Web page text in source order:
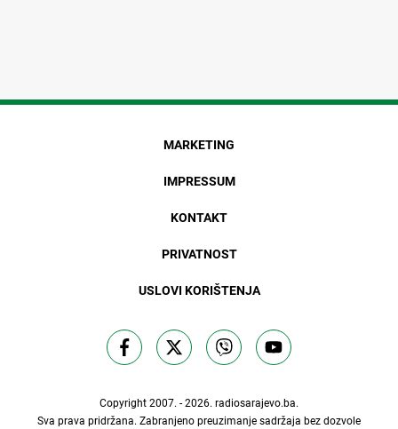
MARKETING
IMPRESSUM
KONTAKT
PRIVATNOST
USLOVI KORIŠTENJA
Copyright 2007. - 2026. radiosarajevo.ba.
Sva prava pridržana. Zabranjeno preuzimanje sadržaja bez dozvole